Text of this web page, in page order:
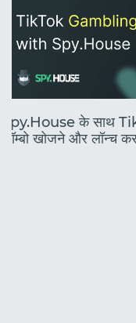
Spy.House के साथ
कॉम्बो खोजने और लॉन्च